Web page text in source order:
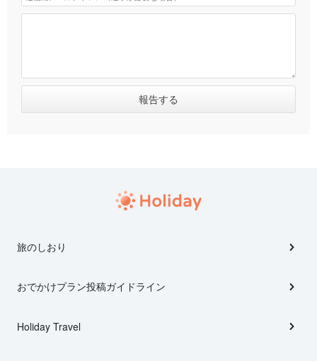
旅のしおり
おでかけプラン投稿ガイドライン
Holiday Travel